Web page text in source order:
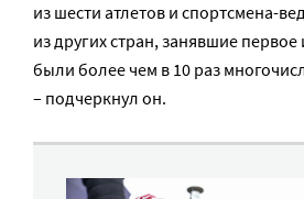
из шести атлетов и спортсмена-
из других стран, занявшие первое
были более чем в 10 раз
– подчеркнул он.